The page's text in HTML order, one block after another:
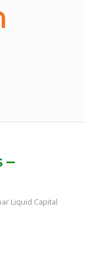
–
Liquid Capital